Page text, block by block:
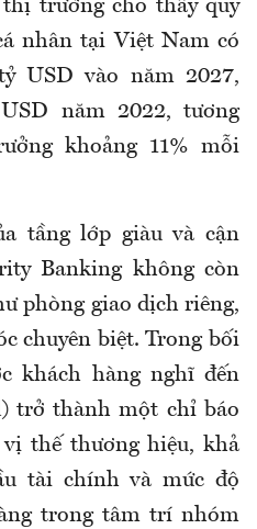
trường cho thấy quy
nhân tại Việt Nam có
USD vào năm 2027,
năm 2022, tương
khoảng 11% mỗi
tầng lớp giàu và cận
Banking không còn
phòng giao dịch riêng,
chuyên biệt. Trong bối
khách hàng nghĩ đến
trở thành một chỉ báo
thế thương hiệu, khả
tài chính và mức độ
trong tâm trí nhóm